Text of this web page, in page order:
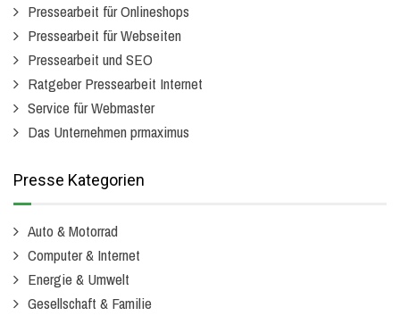
Pressearbeit für Onlineshops
Pressearbeit für Webseiten
Pressearbeit und SEO
Ratgeber Pressearbeit Internet
Service für Webmaster
Das Unternehmen prmaximus
Presse Kategorien
Auto & Motorrad
Computer & Internet
Energie & Umwelt
Gesellschaft & Familie